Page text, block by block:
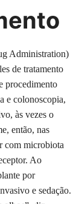
Administration)
de tratamento
procedimento
e colonoscopia,
às vezes o
então, nas
com microbiota
Ao
por
e sedação.